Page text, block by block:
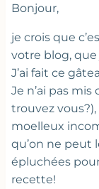
Bonjour,
je crois que
votre blog,
J’ai fait ce
Je n’ai pas mis
trouvez
moelleux
qu’on ne peut
épluchées
recette!